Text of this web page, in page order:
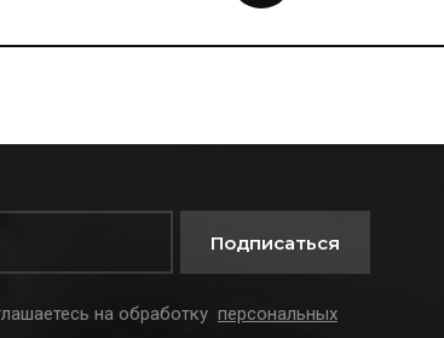
на обработку персональных
Подписаться